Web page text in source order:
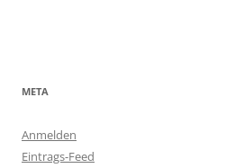
META
Anmelden
Eintrags-Feed